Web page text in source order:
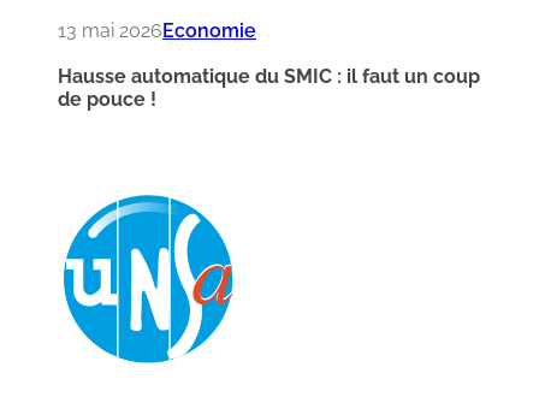
13 mai 2026Economie
Hausse automatique du SMIC : il faut un coup
de pouce !